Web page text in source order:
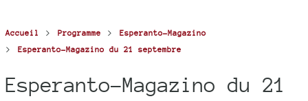
Accueil > Programme > Esperanto-Magazino
> Esperanto-Magazino du 21 septembre
Esperanto-Magazino du 21